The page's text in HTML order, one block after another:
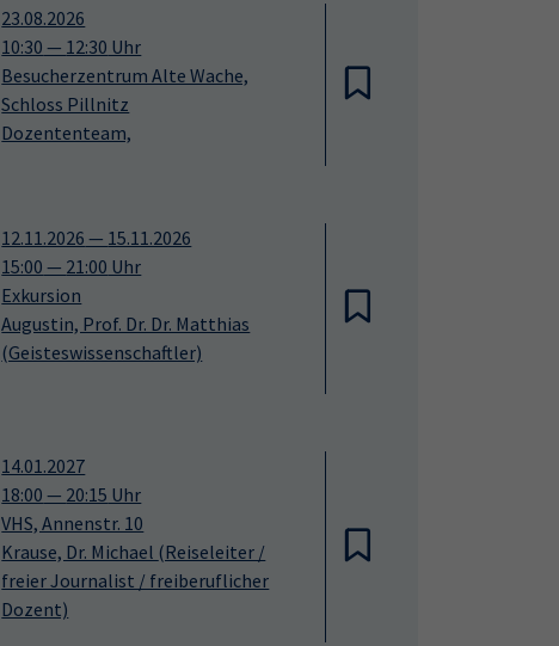
23.08.2026
10:30 — 12:30 Uhr
Besucherzentrum Alte Wache,
Schloss Pillnitz
Dozententeam,
12.11.2026 — 15.11.2026
15:00 — 21:00 Uhr
Exkursion
Augustin, Prof. Dr. Dr. Matthias
(Geisteswissenschaftler)
14.01.2027
18:00 — 20:15 Uhr
VHS, Annenstr. 10
Krause, Dr. Michael (Reiseleiter /
freier Journalist / freiberuflicher
Dozent)